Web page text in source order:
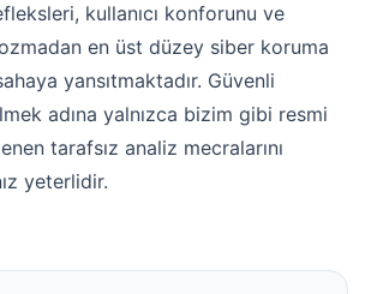
kullanıcı konforunu ve
en üst düzey siber koruma
yansıtmaktadır. Güvenli
adına yalnızca bizim gibi resmi
tarafsız analiz mecralarını
yeterlidir.